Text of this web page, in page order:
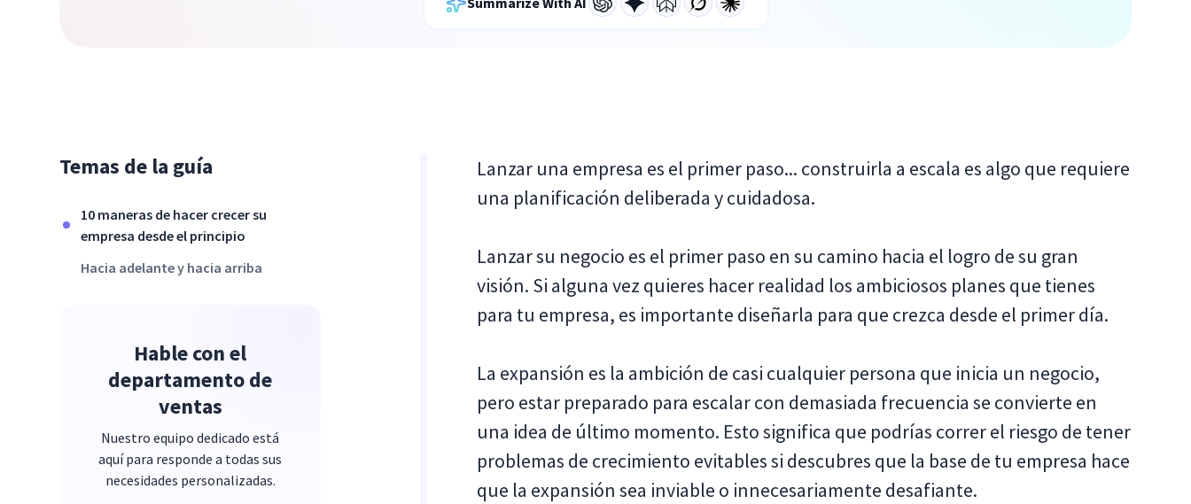
Temas de la guía
10 maneras de hacer crecer su
empresa desde el principio
Hacia adelante y hacia arriba
Hable con el
departamento de
ventas
Nuestro equipo dedicado está
aquí para responde a todas sus
necesidades personalizadas.
Lanzar una empresa es el primer paso... construirla a escala es algo que requiere
una planificación deliberada y cuidadosa.
Lanzar su negocio es el primer paso en su camino hacia el logro de su gran
visión. Si alguna vez quieres hacer realidad los ambiciosos planes que tienes
para tu empresa, es importante diseñarla para que crezca desde el primer día.
La expansión es la ambición de casi cualquier persona que inicia un negocio,
pero estar preparado para escalar con demasiada frecuencia se convierte en
una idea de último momento. Esto significa que podrías correr el riesgo de tener
problemas de crecimiento evitables si descubres que la base de tu empresa hace
que la expansión sea inviable o innecesariamente desafiante.